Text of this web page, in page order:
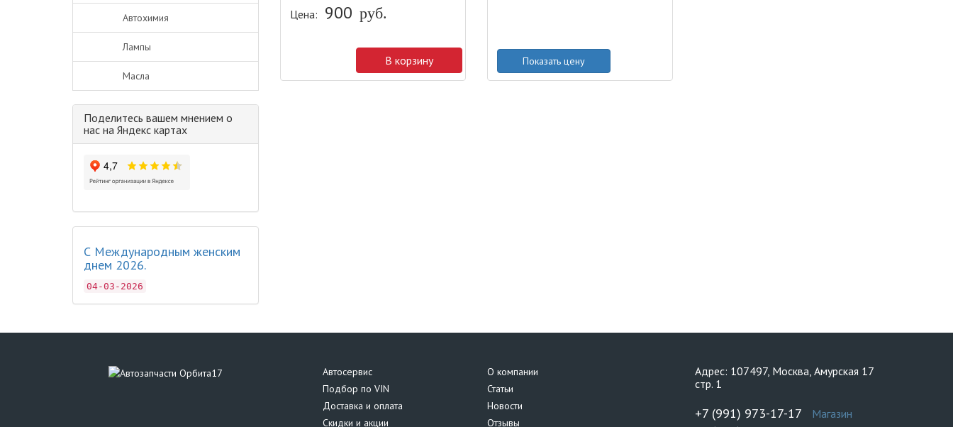
Автохимия
Лампы
Масла
Поделитесь вашем мнением о
нас на Яндекс картах
С Международным женским
днем 2026.
04-03-2026
Цена: 900 руб.
В корзину Показать цену
Автосервис
Подбор по VIN
Доставка и оплата
Скидки и акции
О компании
Статьи
Новости
Отзывы
Адрес: 107497, Москва, Амурская 17
стр. 1
+7 (991) 973-17-17 Магазин